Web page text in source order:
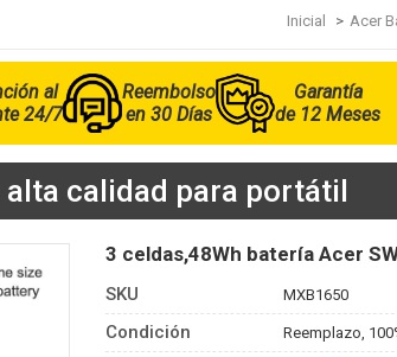
Inicial Acer
al
24/7
Reembolso
en 30 Días
Garantía
de 12 Meses
alta calidad para portátil
3 celdas,48Wh batería Acer
SKU MXB1650
Condición Reemplazo,